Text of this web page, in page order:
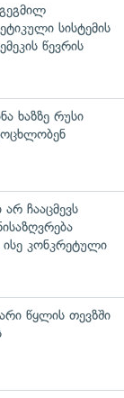
სისტემის
წევრის
ხაზზე რუსი
ჩააცმევს
კონკრეტული
წყლის თევზში